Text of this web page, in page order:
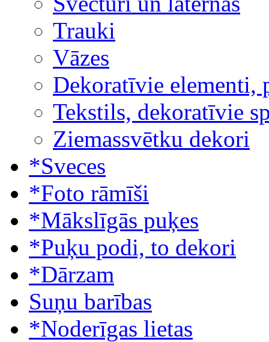
Trauki
Vāzes
Dekoratīvie elementi,
Tekstils, dekoratīvie
Ziemassvētku dekori
*Sveces
*Foto rāmīši
*Mākslīgās puķes
*Puķu podi, to dekori
*Dārzam
Suņu barības
*Noderīgas lietas